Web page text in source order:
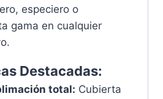
especiero o
gama en cualquier
Destacadas:
total: Cubierta